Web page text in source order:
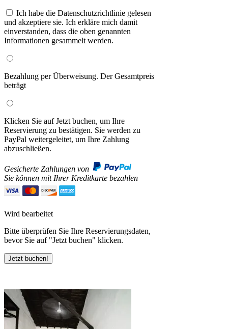
Ich habe die Datenschutzrichtlinie gelesen
und akzeptiere sie. Ich erkläre mich damit
einverstanden, dass die oben genannten
Informationen gesammelt werden.
Bezahlung per Überweisung. Der Gesamtpreis
beträgt
Klicken Sie auf Jetzt buchen, um Ihre
Reservierung zu bestätigen. Sie werden zu
PayPal weitergeleitet, um Ihre Zahlung
abzuschließen.
Gesicherte Zahlungen von
Sie können mit Ihrer Kreditkarte bezahlen
Wird bearbeitet
Bitte überprüfen Sie Ihre Reservierungsdaten,
bevor Sie auf "Jetzt buchen" klicken.